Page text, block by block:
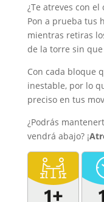
¿Te atreves con el
Pon a prueba tus
mientras retiras
de la torre sin
Con cada bloque
inestable, por lo
preciso en tus
¿Podrás
vendrá abajo? ¡